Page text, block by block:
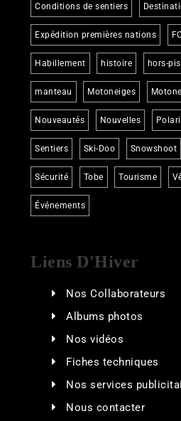
Conditions de sentiers
Expédition premières nations
Habillement histoire hors-
manteau Motoneiges
Nouveautés Nouvelles
Sentiers Ski-Doo Snowshoot
Sécurité Tobe Tourisme
Événements
Liens D'Hiver
Nos Collaborateurs
Albums photos
Nos vidéos
Fiches techniques
Nos services
Nous contacter